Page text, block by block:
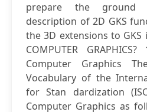
prepare the
description of 2D GKS
the 3D extensions to GKS
COMPUTER
Computer Graphics
Vocabulary of the
for Stan dardization
Computer Graphics as